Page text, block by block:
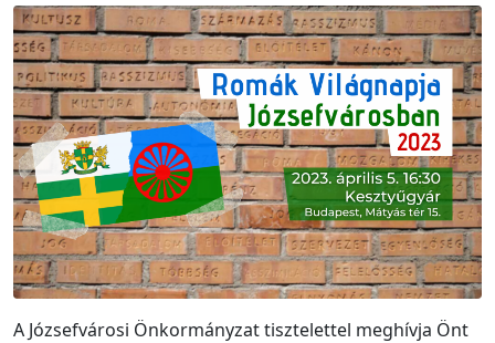
A Józsefvárosi Önkormányzat tisztelettel meghívja Önt